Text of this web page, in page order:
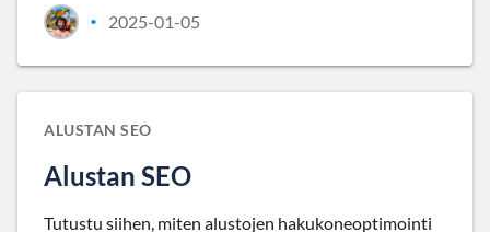
• 2025-01-05
ALUSTAN SEO
Alustan SEO
Tutustu siihen, miten alustojen hakukoneoptimointi